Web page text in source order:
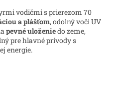
vodičmi s prierezom 70
a plášťom, odolný voči UV
pevné uloženiedo zeme,
pre hlavné prívody s
energie.